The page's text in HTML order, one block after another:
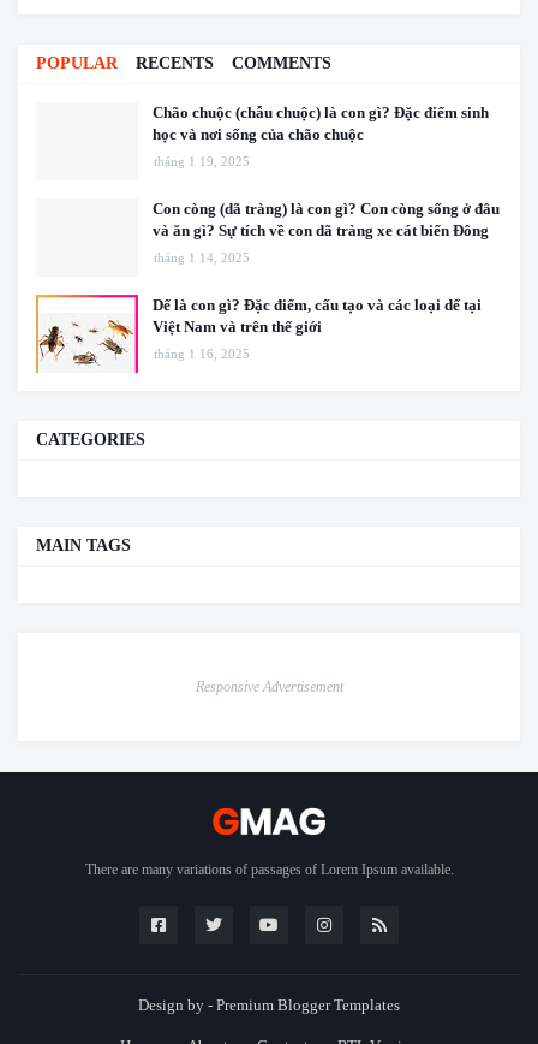
POPULAR RECENTS COMMENTS
Chão chuộc (chẫu chuộc) là con gì? Đặc điểm sinh
học và nơi sống của chão chuộc
tháng 1 19, 2025
Con còng (dã tràng) là con gì? Con còng sống ở đâu
và ăn gì? Sự tích về con dã tràng xe cát biển Đông
tháng 1 14, 2025
Dế là con gì? Đặc điểm, cấu tạo và các loại dế tại
Việt Nam và trên thế giới
tháng 1 16, 2025
CATEGORIES
MAIN TAGS
Responsive Advertisement
There are many variations of passages of Lorem Ipsum available.
Design by - Premium Blogger Templates